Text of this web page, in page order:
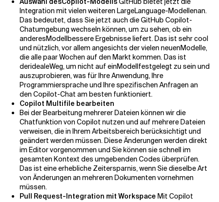
Integration mit vielen weiteren LargeLanguage-Modellenan.
Das bedeutet, dass Sie jetzt auch die GitHub Copilot-
Chatumgebung wechseln können, um zu sehen, ob ein
anderesModellbessere Ergebnisse liefert. Das ist sehr cool
und nützlich, vor allem angesichts der vielen neuenModelle,
die alle paar Wochen auf den Markt kommen. Das ist
deridealeWeg, um nicht auf einModellfestgelegt zu sein und
auszuprobieren, was für Ihre Anwendung, Ihre
Programmiersprache und Ihre spezifischen Anfragen an
den Copilot-Chat am besten funktioniert.
Copilot Multifile bearbeiten
Bei der Bearbeitung mehrerer Dateien können wir die
Chatfunktion von Copilot nutzen und auf mehrere Dateien
verweisen, die in Ihrem Arbeitsbereich berücksichtigt und
geändert werden müssen. Diese Änderungen werden direkt
im Editor vorgenommen und Sie können sie schnell im
gesamten Kontext des umgebenden Codes überprüfen.
Das ist eine erhebliche Zeitersparnis, wenn Sie dieselbe Art
von Änderungen an mehreren Dokumenten vornehmen
müssen.
Pull Request-Integration mit Workspace Mit Copilot